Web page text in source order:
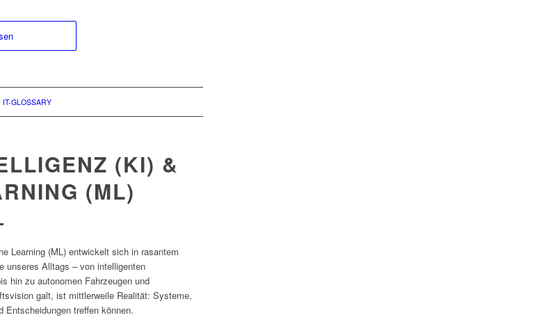
IT-GLOSSARY
(KI) &
(ML)
Learning (ML) entwickelt sich in rasantem
unseres Alltags – von intelligenten
hin zu autonomen Fahrzeugen und
galt, ist mittlerweile Realität: Systeme,
Entscheidungen treffen können.